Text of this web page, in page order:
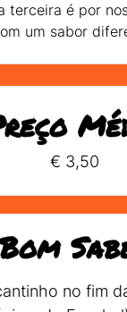
terceira é por
um sabor
€ 3,50
no fim